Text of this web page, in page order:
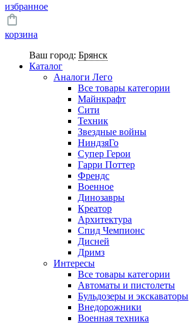
избранное
корзина
Ваш город: Брянск
Каталог
Аналоги Лего
Все товары категории
Майнкрафт
Сити
Техник
Звездные войны
НиндзяГо
Супер Герои
Гарри Поттер
Френдс
Военное
Динозавры
Креатор
Архитектура
Спид Чемпионс
Дисней
Дримз
Интересы
Все товары категории
Автоматы и пистолеты
Бульдозеры и экскаваторы
Внедорожники
Военная техника